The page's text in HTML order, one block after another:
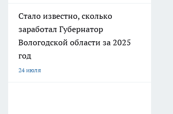
Стало известно, сколько
заработал Губернатор
Вологодской области за 2025
год
24 июля